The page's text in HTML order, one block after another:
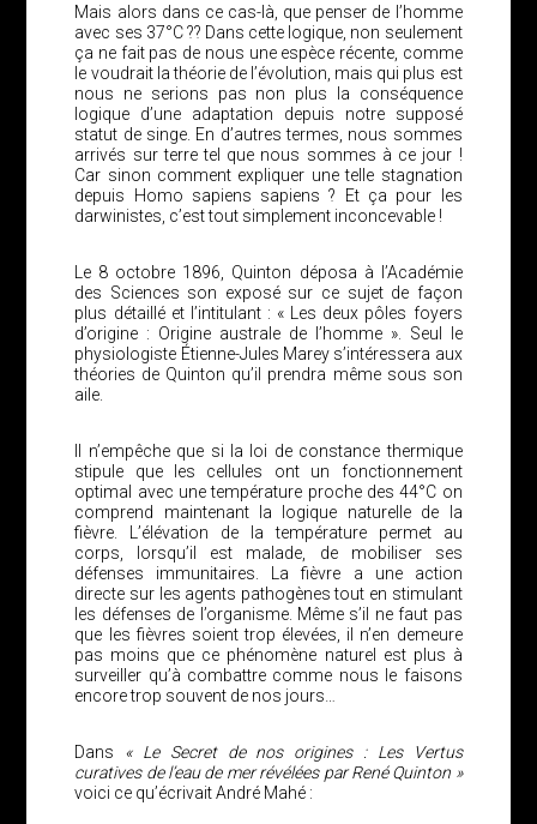
Mais alors dans ce cas-là, que penser de l’homme
avec ses 37°C ?? Dans cette logique, non seulement
ça ne fait pas de nous une espèce récente, comme
le voudrait la théorie de l’évolution, mais qui plus est
nous ne serions pas non plus la conséquence
logique d’une adaptation depuis notre supposé
statut de singe. En d’autres termes, nous sommes
arrivés sur terre tel que nous sommes à ce jour !
Car sinon comment expliquer une telle stagnation
depuis Homo sapiens sapiens ? Et ça pour les
darwinistes, c’est tout simplement inconcevable !
Le 8 octobre 1896, Quinton déposa à l’Académie
des Sciences son exposé sur ce sujet de façon
plus détaillé et l’intitulant : « Les deux pôles foyers
d’origine : Origine australe de l’homme ». Seul le
physiologiste Étienne-Jules Marey s’intéressera aux
théories de Quinton qu’il prendra même sous son
aile.
Il n’empêche que si la loi de constance thermique
stipule que les cellules ont un fonctionnement
optimal avec une température proche des 44°C on
comprend maintenant la logique naturelle de la
fièvre. L’élévation de la température permet au
corps, lorsqu’il est malade, de mobiliser ses
défenses immunitaires. La fièvre a une action
directe sur les agents pathogènes tout en stimulant
les défenses de l’organisme. Même s’il ne faut pas
que les fièvres soient trop élevées, il n’en demeure
pas moins que ce phénomène naturel est plus à
surveiller qu’à combattre comme nous le faisons
encore trop souvent de nos jours…
Dans « Le Secret de nos origines : Les Vertus
curatives de l’eau de mer révélées par René Quinton »
voici ce qu’écrivait André Mahé :